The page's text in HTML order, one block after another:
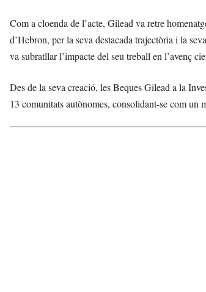
Com a cloenda de l’acte, Gilead va retre
d’Hebron, per la seva destacada trajectòria i la
va subratllar l’impacte del seu treball en l’avenç
Des de la seva creació, les Beques Gilead a la
13 comunitats autònomes, consolidant-se com